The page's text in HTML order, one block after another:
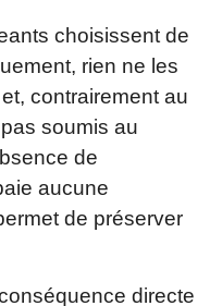
choisissent de
rien ne les
contrairement au
soumis au
de
aucune
de préserver
directe